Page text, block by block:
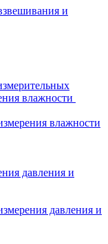
и
влажности
влажности
давления и
давления и